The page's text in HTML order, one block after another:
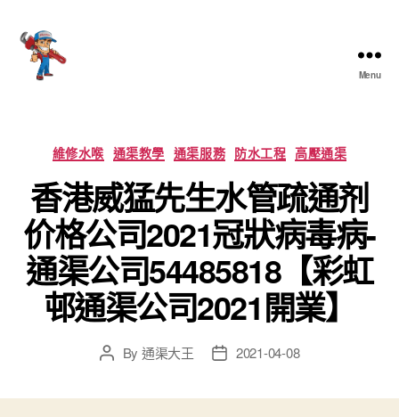
王
Menu
Categories
維修水喉 通渠教學 通渠服務 防水工程 高壓通渠
香港威猛先生水管疏通剂
价格公司2021冠狀病毒病-
通渠公司54485818【彩虹
邨通渠公司2021開業】
PostBy 通渠大王
Post2021-04-08